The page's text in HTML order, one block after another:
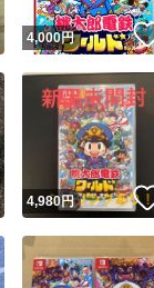
このユーザーは他フ
示であり、発送を保証
このユーザーは高頻
このユーザーは高頻
出品ペ
キャン
いいね！
4,000円
いいね！
4,980円